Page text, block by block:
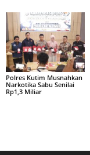
Polres Kutim Musnahkan
Narkotika Sabu Senilai
Rp1,3 Miliar